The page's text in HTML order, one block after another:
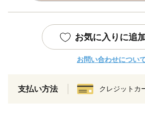
お気に入りに追
お問い合わせについ
支払い方法 クレジットカ